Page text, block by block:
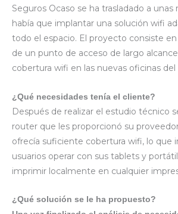
Seguros Ocaso se ha trasladado a unas
había que implantar una solución wifi
todo el espacio. El proyecto consiste
de un punto de acceso de largo
cobertura wifi en las nuevas oficinas del
¿Qué necesidades tenía el cliente?
Después de realizar el estudio técnico
router que les proporcionó su
ofrecía suficiente cobertura wifi, lo que
usuarios operar con sus tablets y
imprimir localmente en cualquier
¿Qué solución se le ha propuesto?